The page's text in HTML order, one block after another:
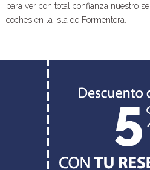
para ver con total confianza nuestro
coches en la isla de Formentera.